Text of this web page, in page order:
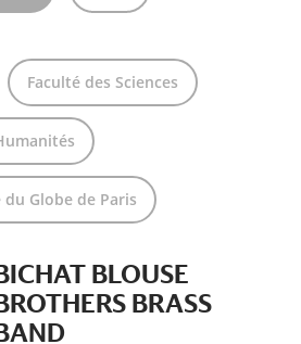
Faculté des Sciences
Globe de Paris
BLOUSE
BRASS